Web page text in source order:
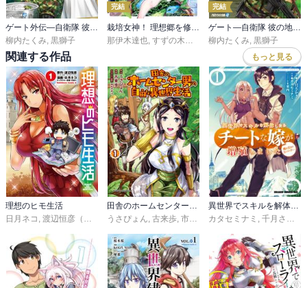
柳内たくみ 黒獅子
完結
那伊木達也 すずの木くろ
完結
柳内たくみ 黒獅子
関連する作品 もっと見る
理想のヒモ生活
日月ネコ , 渡辺恒彦（ヒーロー文庫／イマジカインフォス） ,文倉十
田舎のホームセンター男の自由な異世界生活
うさぴょん, 古来歩, 市丸きすけ
異世界でスキルを解体したらチートな嫁が増殖しました 概念交差のストラクチャー
カタセミナミ , 千月さかき